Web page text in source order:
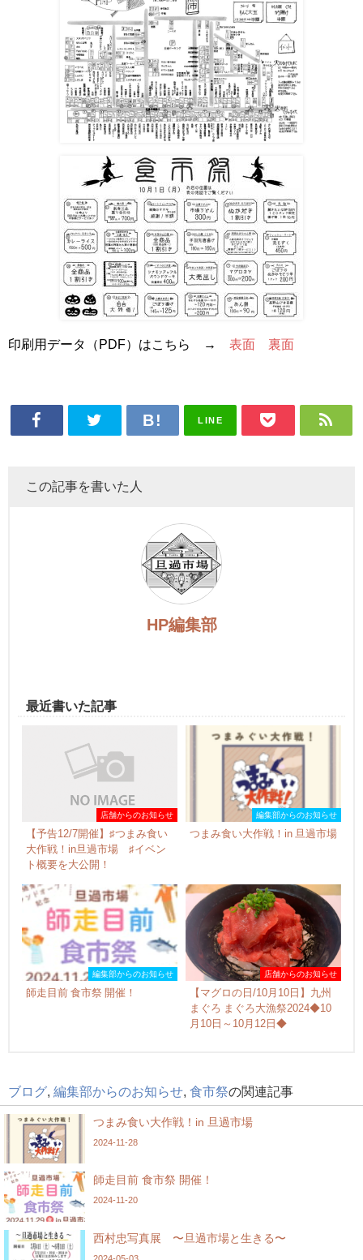
印刷用データ（PDF）はこちら → 表面 裏面
LINE
この記事を書いた人
HP編集部
最近書いた記事
店舗からのお知らせ
【予告12/7開催】♯つまみ食い
大作戦！in旦過市場 ♯イベン
ト概要を大公開！
編集部からのお知らせ
つまみ食い大作戦！in 旦過市場
編集部からのお知らせ
師走目前 食市祭 開催！
店舗からのお知らせ
【マグロの日/10月10日】九州
まぐろ まぐろ大漁祭2024◆10
月10日～10月12日◆
ブログ 編集部からのお知らせ 食市祭の関連記事
つまみ食い大作戦！in 旦過市場
2024-11-28
師走目前 食市祭 開催！
2024-11-20
西村忠写真展 〜旦過市場と生きる〜